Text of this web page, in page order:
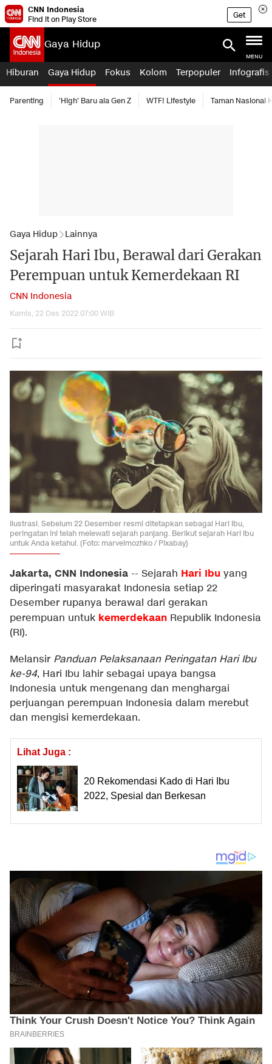
CNN Indonesia
Find it on Play Store
Get
Gaya Hidup
MENU
Hiburan Gaya Hidup Fokus Kolom Terpopuler Infografis
Parenting 'High' Baru ala Gen Z WTF! Lifestyle Taman Nasional
Gaya Hidup Lainnya
Sejarah Hari Ibu, Berawal dari Gerakan
Perempuan untuk Kemerdekaan RI
CNN Indonesia
Kamis, 22 Des 2022 07:00 WIB
Ilustrasi. Sebelum 22 Desember resmi ditetapkan sebagai Hari Ibu,
peringatan ini telah melewati sejarah panjang. Berikut sejarah Hari Ibu
untuk Anda ketahui. (Foto: marvelmozhko / Pixabay)
Jakarta, CNN Indonesia -- Sejarah Hari Ibu yang
diperingati masyarakat Indonesia setiap 22
Desember rupanya berawal dari gerakan
perempuan untuk kemerdekaan Republik Indonesia
(RI).
Melansir Panduan Pelaksanaan Peringatan Hari Ibu
ke-94, Hari Ibu lahir sebagai upaya bangsa
Indonesia untuk mengenang dan menghargai
perjuangan perempuan Indonesia dalam merebut
dan mengisi kemerdekaan.
Lihat Juga :
20 Rekomendasi Kado di Hari Ibu
2022, Spesial dan Berkesan